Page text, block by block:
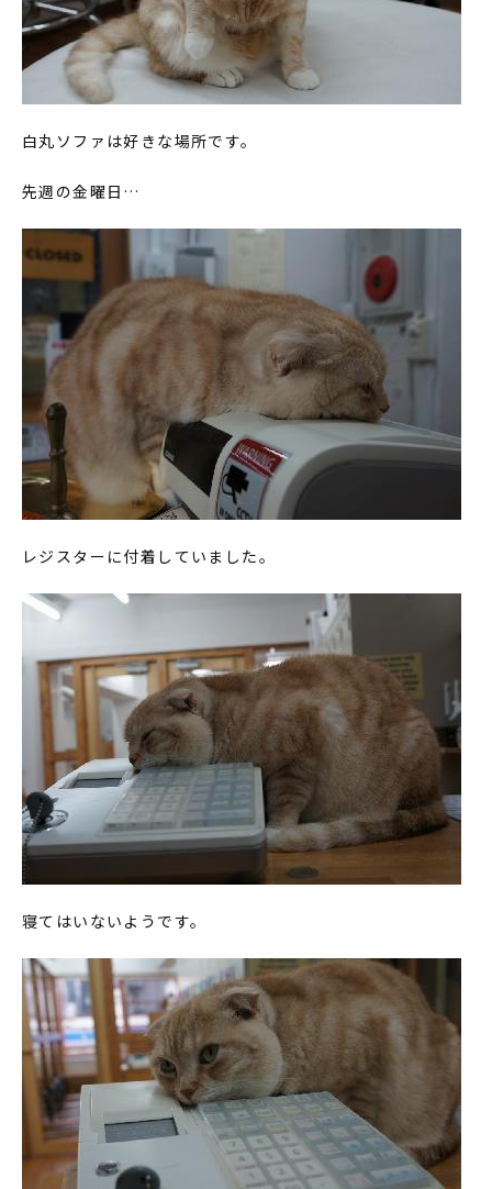
白丸ソファは好きな場所です。
先週の金曜日…
レジスターに付着していました。
寝てはいないようです。